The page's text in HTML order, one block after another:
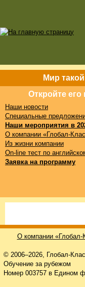
Мир
Откройте
Наши новости
Специальные
Наши мероприятия в
О компании «Глобал-
Из жизни компании
On-line тест по
Заявка на программу
О компании «Глобал-
© 2006–2026, Глобал-
Обучение за рубежом
Номер 003757 в Едином